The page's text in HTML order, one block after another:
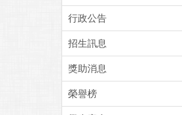
行政公告
招生訊息
獎助消息
榮譽榜